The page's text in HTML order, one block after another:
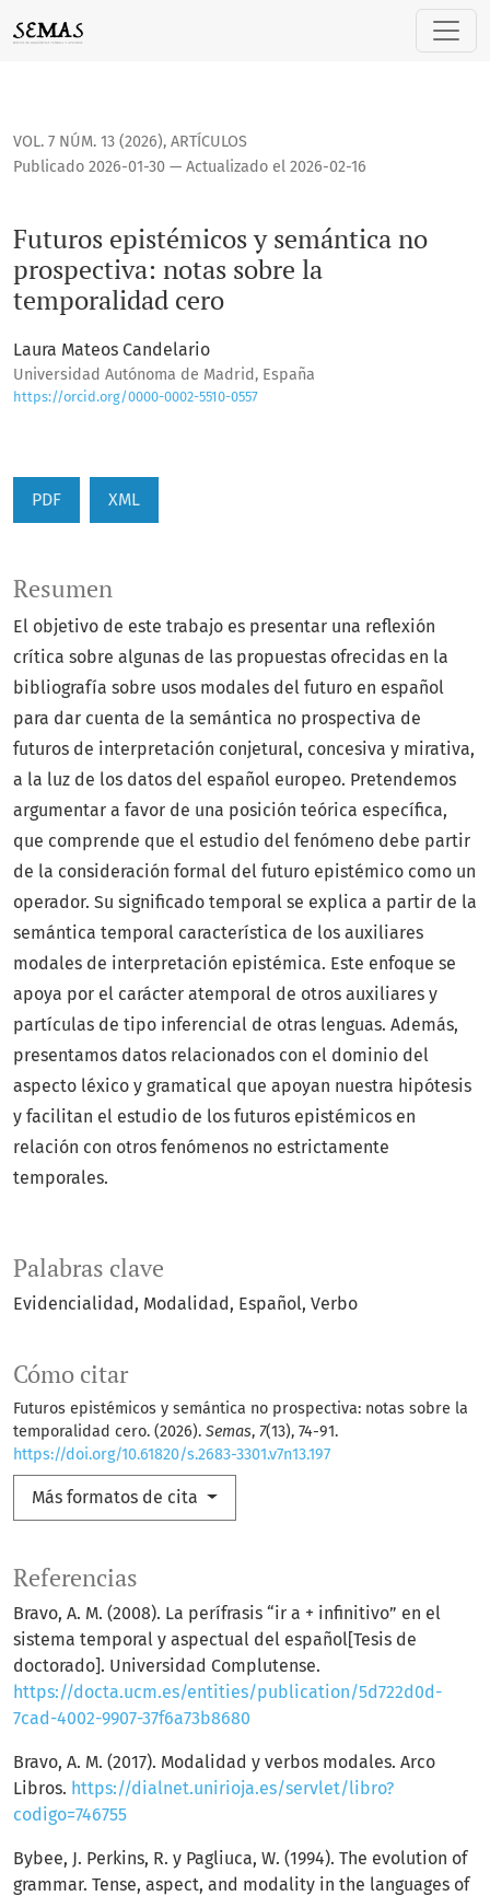
Futuros epistémicos y semántica no prospectiva: notas
VOL. 7 NÚM. 13 (2026), ARTÍCULOS
Futuros epistémicos y semántica no
prospectiva: notas sobre la
temporalidad cero
Publicado 2026-01-30 — Actualizado el 2026-02-16
Laura Mateos Candelario
Universidad Autónoma de Madrid, España
https://orcid.org/0000-0002-5510-0557
PDF XML
Palabras clave
Evidencialidad Modalidad Español Verbo
Cómo citar
Futuros epistémicos y semántica no prospectiva: notas sobre la
temporalidad cero. (2026). Semas, 7(13), 74-91.
https://doi.org/10.61820/s.2683-3301.v7n13.197
Más formatos de cita
Resumen
El objetivo de este trabajo es presentar una reflexión
crítica sobre algunas de las propuestas ofrecidas en la
bibliografía sobre usos modales del futuro en español
para dar cuenta de la semántica no prospectiva de
futuros de interpretación conjetural, concesiva y mirativa,
a la luz de los datos del español europeo. Pretendemos
argumentar a favor de una posición teórica específica,
que comprende que el estudio del fenómeno debe partir
de la consideración formal del futuro epistémico como un
operador. Su significado temporal se explica a partir de la
semántica temporal característica de los auxiliares
modales de interpretación epistémica. Este enfoque se
apoya por el carácter atemporal de otros auxiliares y
partículas de tipo inferencial de otras lenguas. Además,
presentamos datos relacionados con el dominio del
aspecto léxico y gramatical que apoyan nuestra hipótesis
y facilitan el estudio de los futuros epistémicos en
relación con otros fenómenos no estrictamente
temporales.
Referencias
Bravo, A. M. (2008). La perífrasis “ir a + infinitivo” en el
sistema temporal y aspectual del español[Tesis de
doctorado]. Universidad Complutense.
https://docta.ucm.es/entities/publication/5d722d0d-
7cad-4002-9907-37f6a73b8680
Bravo, A. M. (2017). Modalidad y verbos modales. Arco
Libros. https://dialnet.unirioja.es/servlet/libro?
codigo=746755
Bybee, J. Perkins, R. y Pagliuca, W. (1994). The evolution of
grammar. Tense, aspect, and modality in the languages of